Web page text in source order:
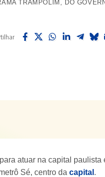
TRAMPOLIM, DO
atuar na capital paulista
Sé, centro da capital .